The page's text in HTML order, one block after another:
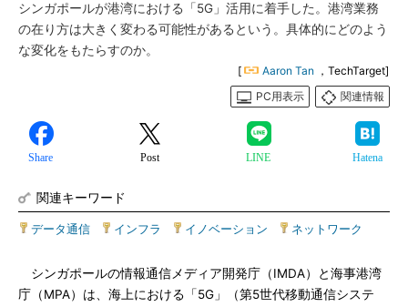
シンガポールが港湾における「5G」活用に着手した。港湾業務
の在り方は大きく変わる可能性があるという。具体的にどのよう
な変化をもたらすのか。
[ Aaron Tan ，TechTarget]
PC用表示
関連情報
Share Post LINE Hatena
関連キーワード
データ通信 インフラ イノベーション ネットワーク
シンガポールの情報通信メディア開発庁（IMDA）と海事港湾
庁（MPA）は、海上における「5G」（第5世代移動通信システ